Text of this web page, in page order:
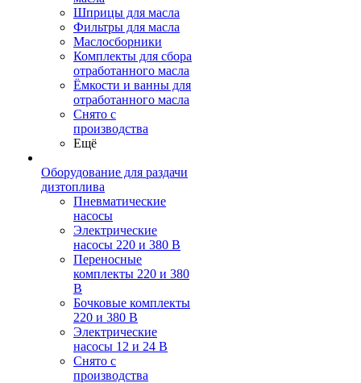
Шприцы для масла
Фильтры для масла
Маслосборники
Комплекты для сбора
отработанного масла
Ёмкости и ванны для
отработанного масла
Снято с
производства
Ещё
Оборудование для раздачи
дизтоплива
Пневматические
насосы
Электрические
насосы 220 и 380 В
Переносные
комплекты 220 и 380
В
Бочковые комплекты
220 и 380 В
Электрические
насосы 12 и 24 В
Снято с
производства